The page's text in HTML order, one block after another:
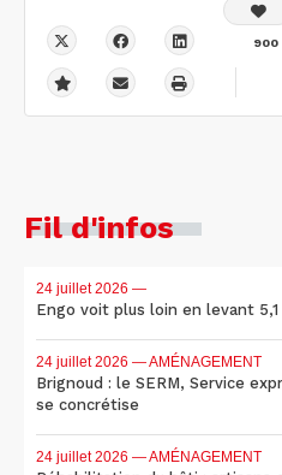
900
Fil d'infos
24 juillet 2026 —
Engo voit plus loin en levant 5,1
24 juillet 2026 — AMÉNAGEMENT
Brignoud : le SERM, Service
se concrétise
24 juillet 2026 — AMÉNAGEMENT